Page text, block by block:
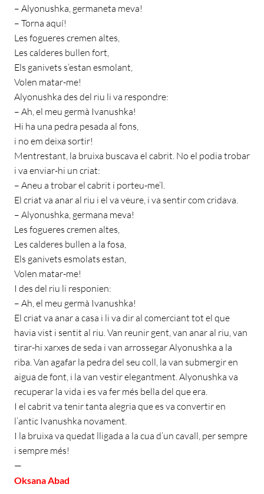
– Alyonushka, germaneta meva!
– Torna aquí!
Les fogueres cremen altes,
Les calderes bullen fort,
Els ganivets s’estan esmolant,
Volen matar-me!
Alyonushka des del riu li va respondre:
– Ah, el meu germà Ivanushka!
Hi ha una pedra pesada al fons,
i no em deixa sortir!
Mentrestant, la bruixa buscava el cabrit. No el podia trobar
i va enviar-hi un criat:
– Aneu a trobar el cabrit i porteu-me’l.
El criat va anar al riu i el va veure, i va sentir com cridava.
– Alyonushka, germana meva!
Les fogueres cremen altes,
Les calderes bullen a la fosa,
Els ganivets esmolats estan,
Volen matar-me!
I des del riu li responien:
– Ah, el meu germà Ivanushka!
El criat va anar a casa i li va dir al comerciant tot el que
havia vist i sentit al riu. Van reunir gent, van anar al riu, van
tirar-hi xarxes de seda i van arrossegar Alyonushka a la
riba. Van agafar la pedra del seu coll, la van submergir en
aigua de font, i la van vestir elegantment. Alyonushka va
recuperar la vida i es va fer més bella del que era.
I el cabrit va tenir tanta alegria que es va convertir en
l’antic Ivanushka novament.
I la bruixa va quedat lligada a la cua d’un cavall, per sempre
i sempre més!
—
Oksana Abad